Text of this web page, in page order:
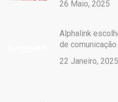
26 Maio, 2025
Alphalink
de comunicação
22 Janeiro, 2025